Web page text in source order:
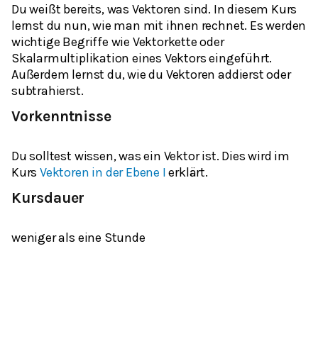
Du weißt bereits, was Vektoren sind. In diesem Kurs
lernst du nun, wie man mit ihnen rechnet. Es werden
wichtige Begriffe wie Vektorkette oder
Skalarmultiplikation eines Vektors eingeführt.
Außerdem lernst du, wie du Vektoren addierst oder
subtrahierst.
Vorkenntnisse
Du solltest wissen, was ein Vektor ist. Dies wird im
KursVektoren in der Ebene Ierklärt.
Kursdauer
weniger als eine Stunde